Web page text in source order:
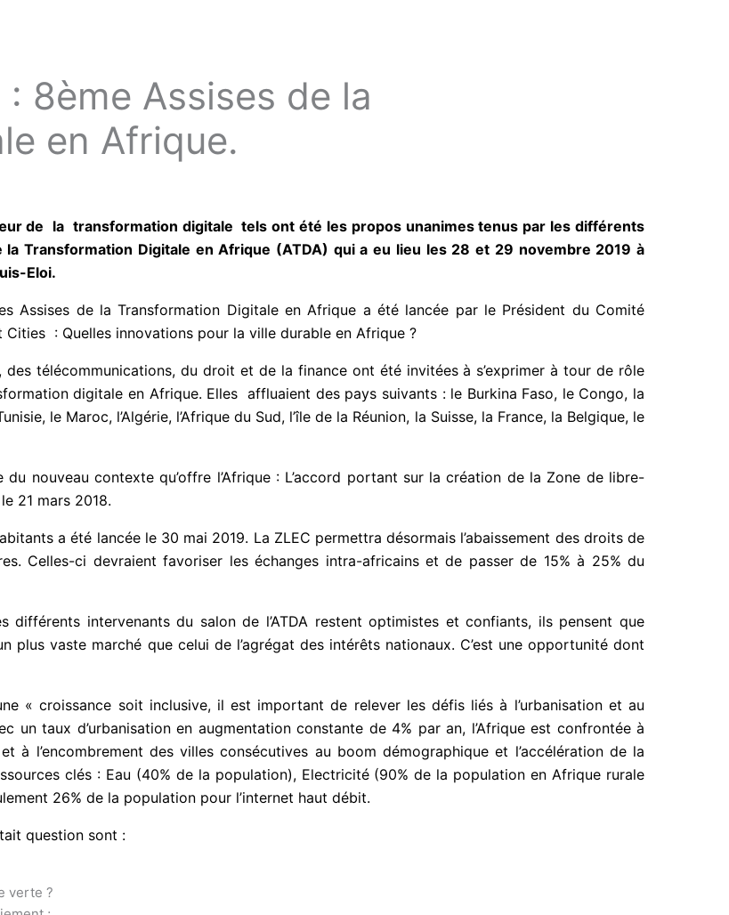
8ème Assises de la
en Afrique.
de la transformation digitale tels ont été les propos unanimes tenus par les différents
Transformation Digitale en Afrique (ATDA) qui a eu lieu les 28 et 29 novembre 2019 à
Eloi.
Assises de la Transformation Digitale en Afrique a été lancée par le Président du Comité
Cities : Quelles innovations pour la ville durable en Afrique ?
télécommunications, du droit et de la finance ont été invitées à s’exprimer à tour de rôle
digitale en Afrique. Elles affluaient des pays suivants : le Burkina Faso, le Congo, la
le Maroc, l’Algérie, l’Afrique du Sud, l’île de la Réunion, la Suisse, la France, la Belgique, le
nouveau contexte qu’offre l’Afrique : L’accord portant sur la création de la Zone de libre-
21 mars 2018.
a été lancée le 30 mai 2019. La ZLEC permettra désormais l’abaissement des droits de
Celles-ci devraient favoriser les échanges intra-africains et de passer de 15% à 25% du
différents intervenants du salon de l’ATDA restent optimistes et confiants, ils pensent que
plus vaste marché que celui de l’agrégat des intérêts nationaux. C’est une opportunité dont
« croissance soit inclusive, il est important de relever les défis liés à l’urbanisation et au
un taux d’urbanisation en augmentation constante de 4% par an, l’Afrique est confrontée à
à l’encombrement des villes consécutives au boom démographique et l’accélération de la
clés : Eau (40% de la population), Electricité (90% de la population en Afrique rurale
26% de la population pour l’internet haut débit.
question sont :
verte ?